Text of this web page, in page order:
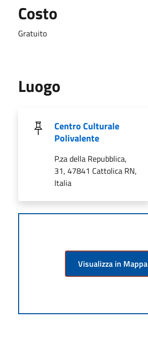
Costo
Gratuito
Luogo
Centro Culturale
Polivalente
P.za della Repubblica,
31, 47841 Cattolica RN,
Italia
Visualizza in Mappa